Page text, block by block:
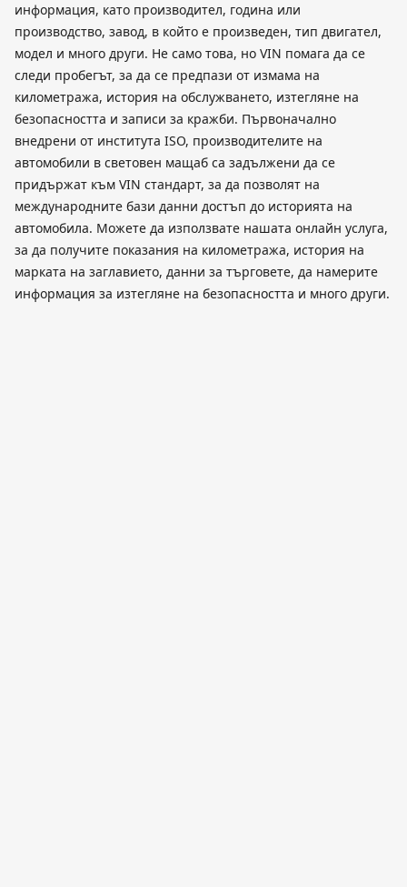
информация, като производител, година или
производство, завод, в който е произведен, тип двигател,
модел и много други. Не само това, но VIN помага да се
следи пробегът, за да се предпази от измама на
километража, история на обслужването, изтегляне на
безопасността и записи за кражби. Първоначално
внедрени от института ISO, производителите на
автомобили в световен мащаб са задължени да се
придържат към VIN стандарт, за да позволят на
международните бази данни достъп до историята на
автомобила. Можете да използвате нашата онлайн услуга,
за да получите показания на километража, история на
марката на заглавието, данни за търговете, да намерите
информация за изтегляне на безопасността и много други.